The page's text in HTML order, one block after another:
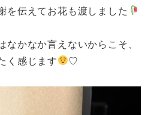
を伝えてお花も渡しました
なかなか言えないからこそ、
く感じます
♡